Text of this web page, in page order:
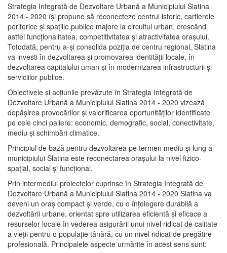
Strategia Integrată de Dezvoltare Urbană a Municipiului Slatina
2014 - 2020 își propune să reconecteze centrul istoric, cartierele
periferice şi spaţiile publice majore la circuitul urban, crescând
astfel funcţionalitatea, competitivitatea şi atractivitatea oraşului.
Totodată, pentru a-şi consolida poziţia de centru regional, Slatina
va investi în dezvoltarea şi promovarea identităţii locale, în
dezvoltarea capitalului uman şi în modernizarea infrastructurii şi
serviciilor publice.
Obiectivele şi acţiunile prevăzute în Strategia Integrată de
Dezvoltare Urbană a Municipiului Slatina 2014 - 2020 vizează
depășirea provocărilor şi valorificarea oportunităţilor identificate
pe cele cinci paliere: economic, demografic, social, conectivitate,
mediu şi schimbări climatice.
Principiul de bază pentru dezvoltarea pe termen mediu şi lung a
municipiului Slatina este reconectarea oraşului la nivel fizico-
spaţial, social şi funcţional.
Prin intermediul proiectelor cuprinse în Strategia Integrată de
Dezvoltare Urbană a Municipiului Slatina 2014 - 2020 Slatina va
deveni un oraş compact şi verde, cu o înţelegere durabilă a
dezvoltării urbane, orientat spre utilizarea eficientă şi eficace a
resurselor locale în vederea asigurării unui nivel ridicat de calitate
a vieţii pentru o populaţie tânără, cu un nivel ridicat de pregătire
profesională. Principalele aspecte urmărite în acest sens sunt: